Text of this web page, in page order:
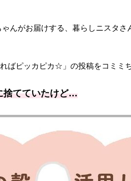
んがお届けする、暮らしニスタさ
ばピッカピカ☆」の投稿をコミミ
捨てていたけど…